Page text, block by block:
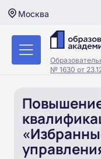
Москва
№ 1630 от